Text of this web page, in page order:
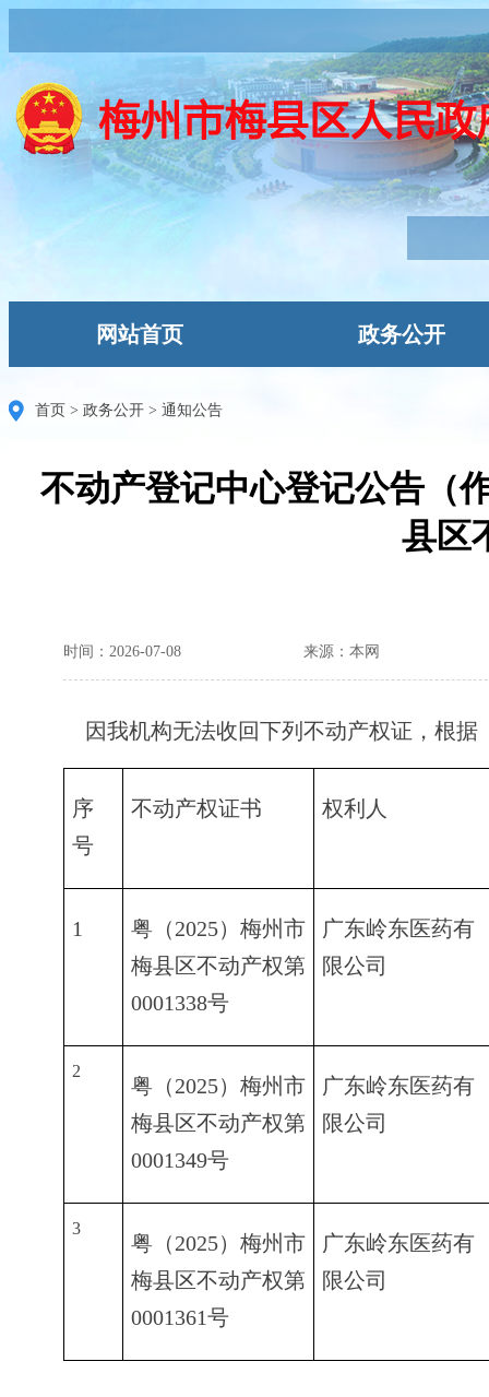
网站首页 政务公开
首页 > 政务公开 > 通知公告
不动产登记中心登记公告（
县区
时间：2026-07-08 来源：本网
因我机构无法收回下列不动产权证，根据
序
号
不动产权证书 权利人
1
粤（2025）梅州市
梅县区不动产权第
0001338号
广东岭东医药有
限公司
2
粤（2025）梅州市
梅县区不动产权第
0001349号
广东岭东医药有
限公司
3
粤（2025）梅州市
梅县区不动产权第
0001361号
广东岭东医药有
限公司